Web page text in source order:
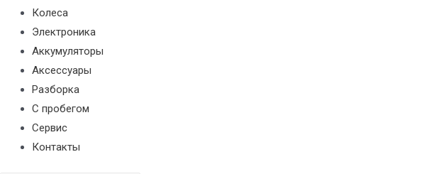
Колеса
Электроника
Аккумуляторы
Аксессуары
Разборка
С пробегом
Сервис
Контакты